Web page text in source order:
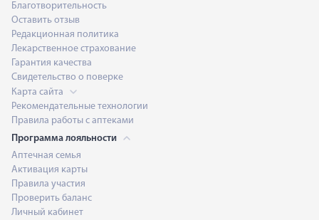
Благотворительность
Оставить отзыв
Редакционная политика
Лекарственное страхование
Гарантия качества
Свидетельство о поверке
Карта сайта
Рекомендательные технологии
Правила работы с аптеками
Программа лояльности
Аптечная семья
Активация карты
Правила участия
Проверить баланс
Личный кабинет